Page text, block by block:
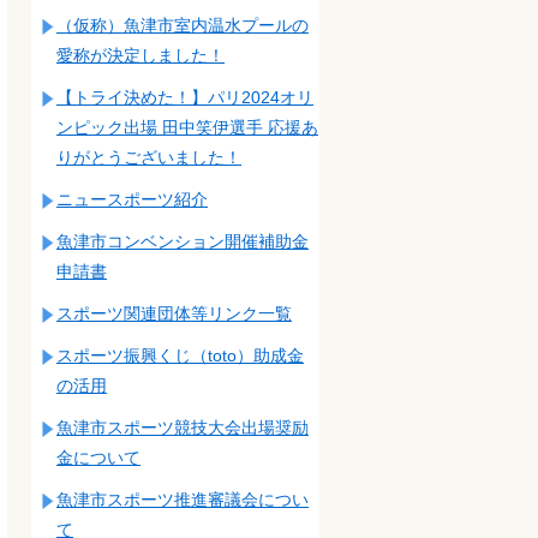
（仮称）魚津市室内温水プールの
愛称が決定しました！
【トライ決めた！】パリ2024オリ
ンピック出場 田中笑伊選手 応援あ
りがとうございました！
ニュースポーツ紹介
魚津市コンベンション開催補助金
申請書
スポーツ関連団体等リンク一覧
スポーツ振興くじ（toto）助成金
の活用
魚津市スポーツ競技大会出場奨励
金について
魚津市スポーツ推進審議会につい
て